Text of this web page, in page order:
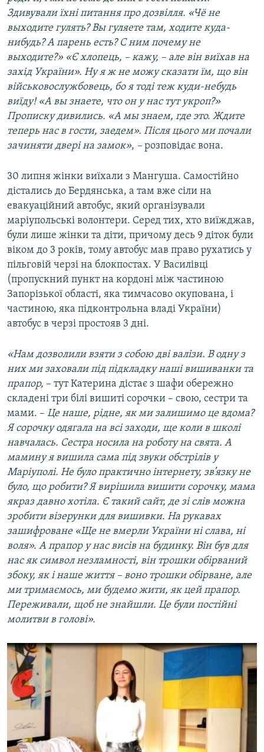
Здивували їхні питання про дозвілля. «Чё не
выходите гулять? Вы гуляете там, ходите куда-
нибудь? А парень есть? С ним почему не
выходите?» «Є хлопець, – кажу, – але він виїхав на
захід України». Ну я ж не можу сказати їм, що він
військовослужбовець, бо я тоді теж куди-небудь
виїду! «А вы знаете, что он у нас тут укроп?»
Прописку дивились. «А мы знаем, где это. Ждите
теперь нас в гости, заедем». Після цього ми почали
зачиняти двері на замок», – розповідає вона.
30 липня жінки виїхали з Мангуша. Самостійно
дістались до Бердянська, а там вже сіли на
евакуаційний автобус, який організували
маріупольські волонтери. Серед тих, хто виїжджав,
були лише жінки та діти, причому десь 9 діток були
віком до 3 років, тому автобус мав право рухатись у
пільговій черзі на блокпостах. У Василівці
(пропускний пункт на кордоні між частиною
Запорізької області, яка тимчасово окупована, і
частиною, яка підконтрольна владі України)
автобус в черзі простояв 3 дні.
«Нам дозволили взяти з собою дві валізи. В одну з
них ми заховали під підкладку наші вишиванки та
прапор, – тут Катерина дістає з шафи обережно
складені три білі вишиті сорочки – свою, сестри та
мами. – Це наше, рідне, як ми залишимо це вдома?
Я сорочку одягала на всі заходи, ще коли в школі
навчалась. Сестра носила на роботу на свята. А
мамину я вишила сама під звуки обстрілів у
Маріуполі. Не було практично інтернету, зв’язку не
було, що робити? Я вирішила вишити сорочку, мама
якраз давно хотіла. Є такий сайт, де зі слів можна
зробити візерунки для вишивки. На рукавах
зашифроване «Ще не вмерли України ні слава, ні
воля». А прапор у нас висів на будинку. Він був для
нас як символ незламності, він трошки обірваний
збоку, як і наше життя – воно трошки обірване, але
ми тримаємось, ми будемо жити, як цей прапор.
Переживали, щоб не знайшли. Це були постійні
молитви в голові».